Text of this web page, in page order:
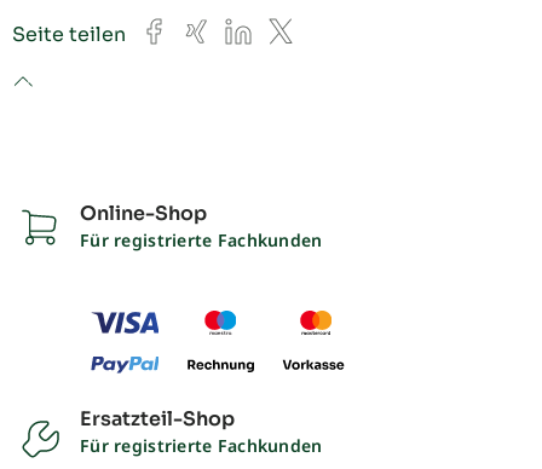
Seite teilen Facebook
XingLinkedIn
X
to top
Online-Shop
Für registrierte Fachkunden
Ersatzteil-Shop
Für registrierte Fachkunden